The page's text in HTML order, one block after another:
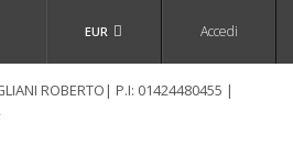
Accedi
EUR